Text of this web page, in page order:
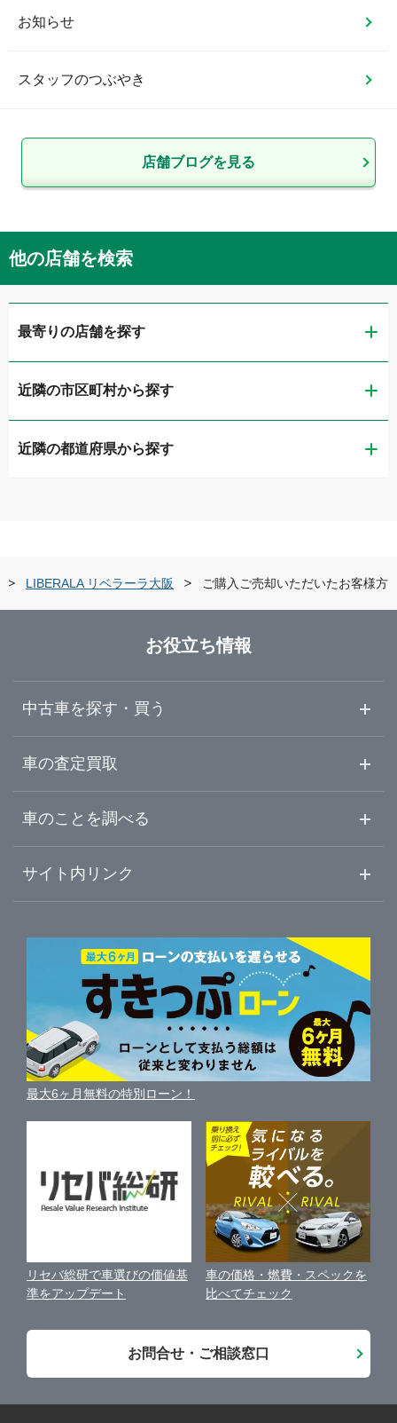
お知らせ
スタッフのつぶやき
店舗ブログを見る
他の店舗を検索
最寄りの店舗を探す
ガリバー大阪住之江店
ガリバー大阪中央出張査定センター
ガリバー泉北店
ガリバーときはま中百舌鳥店
ガリバー岸和田和泉店
ガリバー176号豊中店
ガリバー吹田千里丘店
ガリバー車検 枚方店
ガリバー枚方バイパス店
ガリバー泉佐野店
ガリバーアウトレット岸和田和泉インター店
近隣の市区町村から探す
大阪市西区
岸和田市
豊中市
吹田市
枚方市
泉佐野市
河内長野市
和泉市
近隣の都道府県から探す
奈良県
和歌山県
LIBERALA リベラーラ大阪 ご購入ご売却いただいたお客様方
お役立ち情報
中古車を探す・買う
中古車情報・中古車検索
初めての中古車購入ガイド
中古車人気ランキング
自動車ローンを調べる
ガリバーの自動車ローン
車買い替えの基礎知識
近くのお店で車を探す
車の査定買取
車査定・車買取ならガリバー
ガリバーの査定が選ばれる理由
車を売る時よくある質問
便利な査定サービス
中古車買取相場（毎月更新）
車の個人売買ガイド
車のことを調べる
車初心者まとめ
新車・中古車カタログ
車の燃費を調べる
車種別クチコミ
車比較サイト
サイト内リンク
サイトマップ
サイトの使用条件
利用規約
保険代理店業務に関する基本方針
古物営業法に基づく表示
お客様の声
会社案内
最大6ヶ月無料の特別ローン！
リセバ総研で車選びの価値基
準をアップデート
車の価格・燃費・スペックを
比べてチェック
お問合せ・ご相談窓口